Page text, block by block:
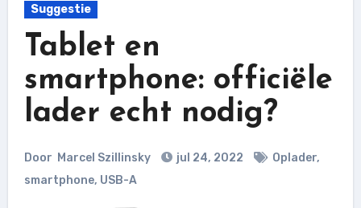
Suggestie
Tablet en
smartphone: officiële
lader echt nodig?
Door Marcel Szillinsky jul 24, 2022 Oplader,
smartphone, USB-A